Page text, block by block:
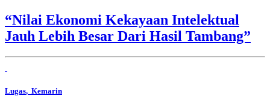
“Nilai Ekonomi Kekayaan Intelektual
Jauh Lebih Besar Dari Hasil Tambang”
Lugas, Kemarin